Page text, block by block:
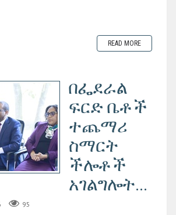
READ MORE
በፌደራል
ፍርድ ቤቶች
ተጨማሪ
ስማርት
ችሎቶች
አገልግሎት...
95